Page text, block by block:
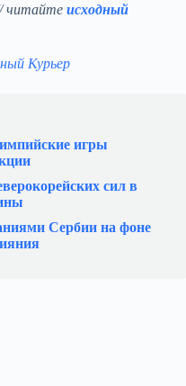
читайте исходный
Курьер
игры
сил в
Сербии на фоне